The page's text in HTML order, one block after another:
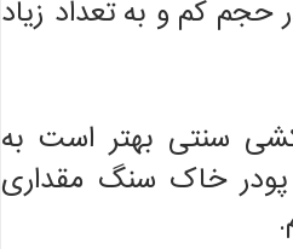
حجم کم و به تعداد زیاد
سنتی بهتر است به
خاک سنگ مقداری